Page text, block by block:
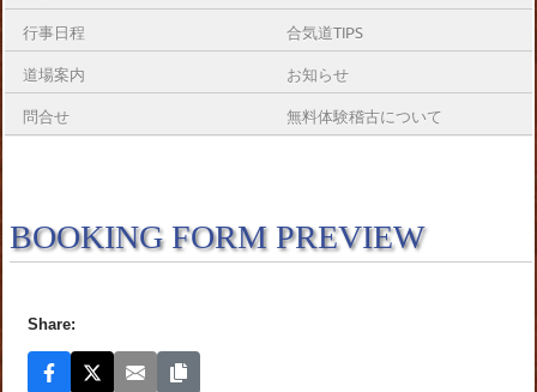
行事日程 合気道TIPS
道場案内 お知らせ
問合せ 無料体験稽古について
BOOKING FORM PREVIEW
Share: